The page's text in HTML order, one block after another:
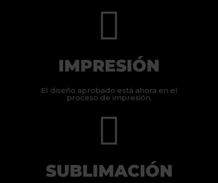
IMPRESIÓN
El diseño aprobado está ahora en el
proceso de impresión.
SUBLIMACIÓN